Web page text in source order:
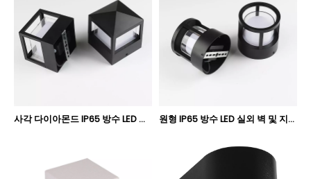
사각 다이아몬드 IP65 방수 LED 실외 벽 및 지상 조명 6W 12W - Oteshen LBD3840-6 LBD3860-12 LBD3840B-6 LBD3860B-12 원형 IP65 방수 LED 실외 벽 및 지상 장착 조명 6W 12W - OteshenLBD3740-6 LBD3760-12 LBD3740B-6 LBD3760B-12 시리즈